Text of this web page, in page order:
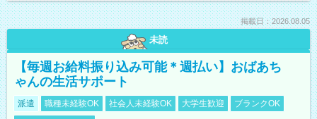
掲載日：2026.08.05
未読
【毎週お給料振り込み可能＊週払い】おばあち
ゃんの生活サポート
派遣 職種未経験OK 社会人未経験OK 大学生歓迎
ブランクOK